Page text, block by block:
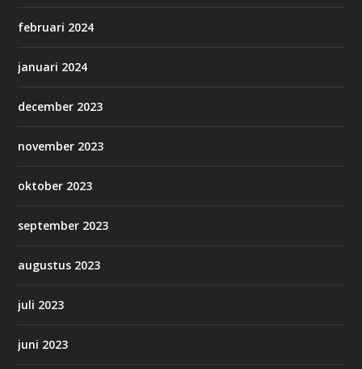
februari 2024
januari 2024
december 2023
november 2023
oktober 2023
september 2023
augustus 2023
juli 2023
juni 2023